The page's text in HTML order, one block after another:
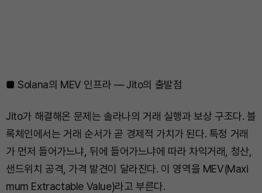
■ Solana의 MEV 인프라 — Jito의 출발점
Jito가 해결해온 문제는 솔라나의 거래 실행과 보상 구조다. 블
록체인에서는 거래 순서가 곧 경제적 가치가 된다. 특정 거래
가 먼저 들어가느냐, 뒤에 들어가느냐에 따라 차익거래, 청산,
샌드위치 공격, 가격 발견이 달라진다. 이 영역을 MEV(Maxi
mum Extractable Value)라고 부른다.